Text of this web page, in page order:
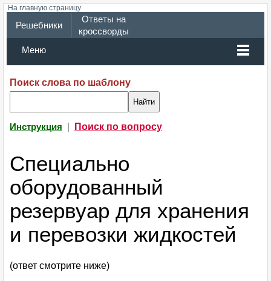
На главную страницу
Решебники
Ответы на
кроссворды
Меню
Поиск слова по шаблону
Инструкция Поиск по вопросу
Специально
оборудованный
резервуар для хранения
и перевозки жидкостей
(ответ смотрите ниже)